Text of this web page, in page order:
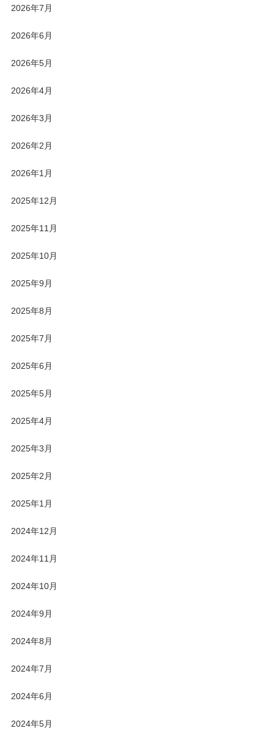
2026年7月
2026年6月
2026年5月
2026年4月
2026年3月
2026年2月
2026年1月
2025年12月
2025年11月
2025年10月
2025年9月
2025年8月
2025年7月
2025年6月
2025年5月
2025年4月
2025年3月
2025年2月
2025年1月
2024年12月
2024年11月
2024年10月
2024年9月
2024年8月
2024年7月
2024年6月
2024年5月